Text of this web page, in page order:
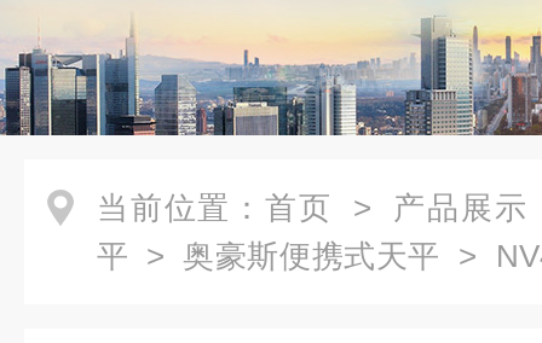
当前位置： 首页 > 产品展示
平 > 奥豪斯便携式天平 >